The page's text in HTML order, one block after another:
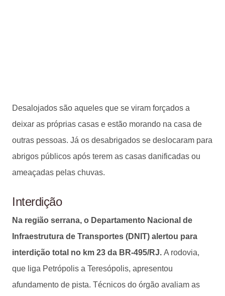
Desalojados são aqueles que se viram forçados a
deixar as próprias casas e estão morando na casa de
outras pessoas. Já os desabrigados se deslocaram para
abrigos públicos após terem as casas danificadas ou
ameaçadas pelas chuvas.
Interdição
Na região serrana, o Departamento Nacional de
Infraestrutura de Transportes (DNIT) alertou para
interdição total no km 23 da BR-495/RJ. A rodovia,
que liga Petrópolis a Teresópolis, apresentou
afundamento de pista. Técnicos do órgão avaliam as